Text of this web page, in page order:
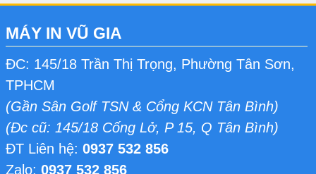
MÁY IN VŨ GIA
ĐC: 145/18 Trần Thị Trọng, Phường Tân Sơn,
TPHCM
(Gần Sân Golf TSN & Cổng KCN Tân Bình)
(Đc cũ: 145/18 Cống Lở, P 15, Q Tân Bình)
ĐT Liên hệ: 0937 532 856
Zalo: 0937 532 856